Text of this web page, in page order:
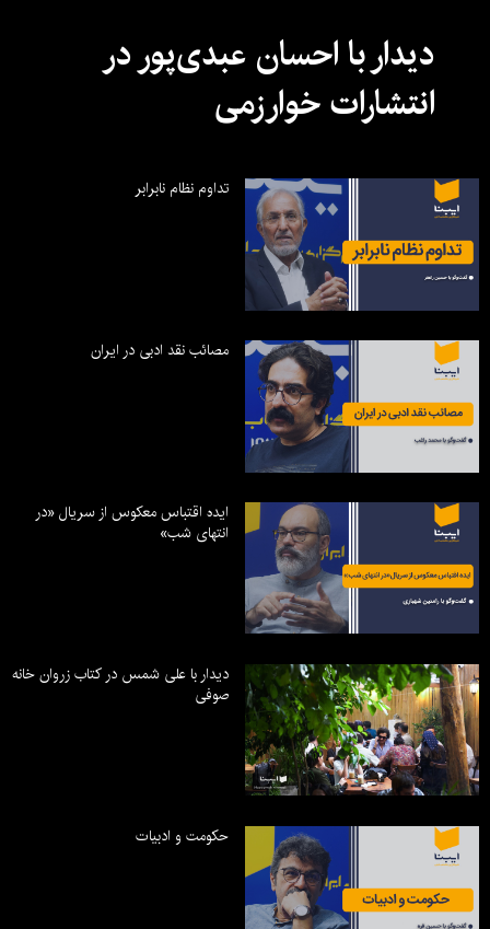
دیدار با احسان عبدی‌پور در
انتشارات خوارزمی
تداوم نظام نابرابر
مصائب نقد ادبی در ایران
ایده اقتباس معکوس از سریال «در
انتهای شب»
دیدار با علی شمس در کتاب زروان خانه
صوفی
حکومت و ادبیات